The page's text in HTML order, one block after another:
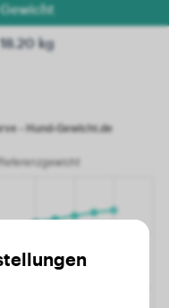
Gewicht
18.20 kg